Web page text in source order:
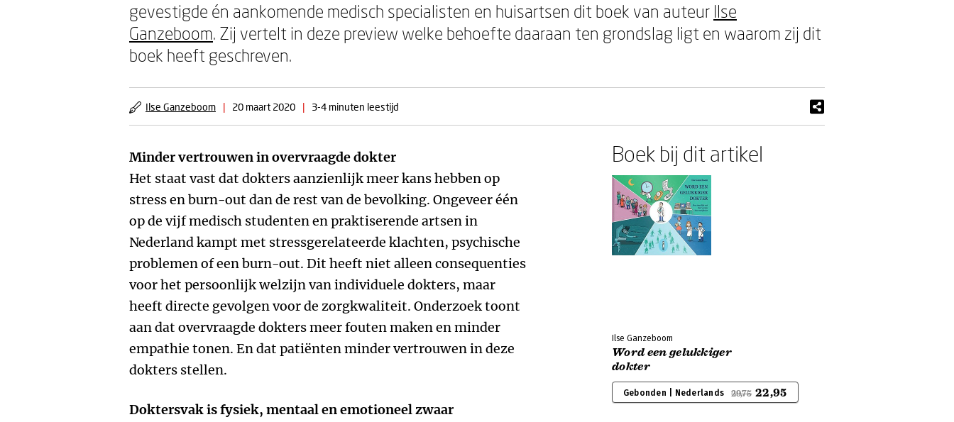
gevestigde én aankomende medisch specialisten en huisartsen dit boek van auteur Ilse
Ganzeboom. Zij vertelt in deze preview welke behoefte daaraan ten grondslag ligt en waarom zij dit
boek heeft geschreven.
Ilse Ganzeboom | 20 maart 2020 | 3-4 minuten leestijd
Minder vertrouwen in overvraagde dokter
Het staat vast dat dokters aanzienlijk meer kans hebben op
stress en burn-out dan de rest van de bevolking. Ongeveer één
op de vijf medisch studenten en praktiserende artsen in
Nederland kampt met stressgerelateerde klachten, psychische
problemen of een burn-out. Dit heeft niet alleen consequenties
voor het persoonlijk welzijn van individuele dokters, maar
heeft directe gevolgen voor de zorgkwaliteit. Onderzoek toont
aan dat overvraagde dokters meer fouten maken en minder
empathie tonen. En dat patiënten minder vertrouwen in deze
dokters stellen.
Doktersvak is fysiek, mentaal en emotioneel zwaar
Boek bij dit artikel
Ilse Ganzeboom
Word een gelukkiger
dokter
Gebonden | Nederlands 29,75 22,95